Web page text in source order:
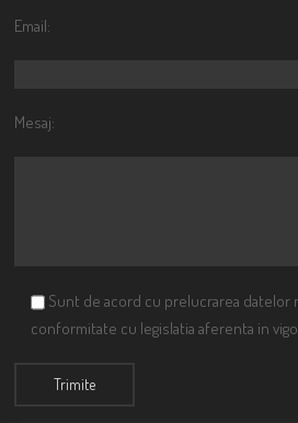
Email:
Mesaj:
Sunt de acord cu prelucrarea datelor
conformitate cu legislatia aferenta in